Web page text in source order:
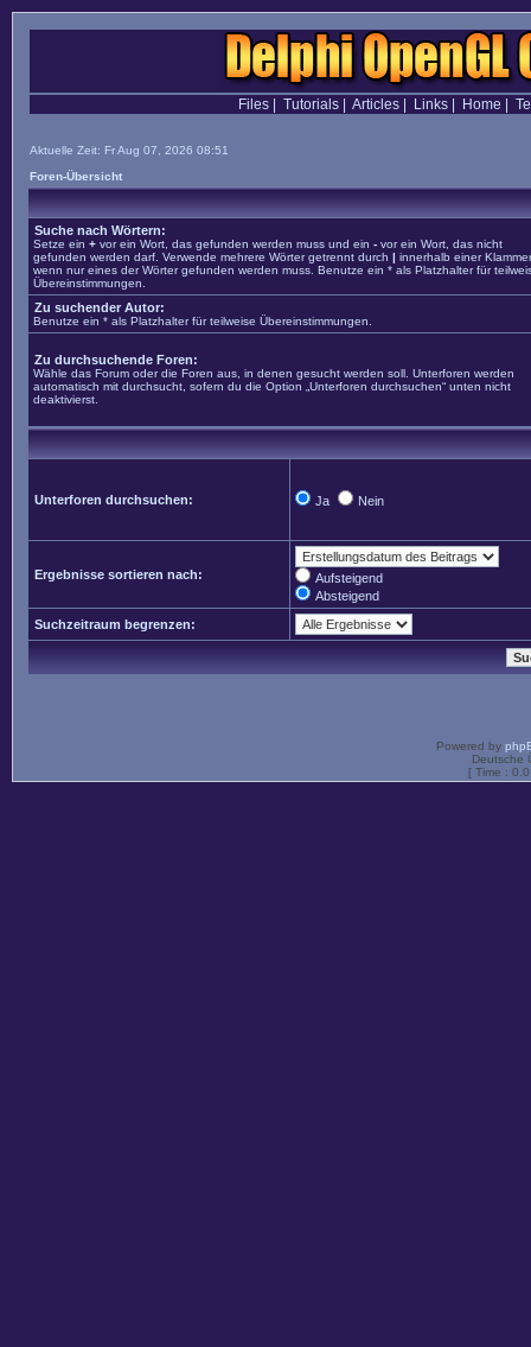
Files| Tutorials| Articles| Links| Home
Aktuelle Zeit: Fr Aug 07, 2026 08:51
Foren-Übersicht
Suche nach Wörtern:
Setze ein + vor ein Wort, das gefunden werden muss und ein - vor ein Wort, das nicht
gefunden werden darf. Verwende mehrere Wörter getrennt durch | innerhalb einer
wenn nur eines der Wörter gefunden werden muss. Benutze ein * als Platzhalter für
Übereinstimmungen.
Zu suchender Autor:
Benutze ein * als Platzhalter für teilweise Übereinstimmungen.
Zu durchsuchende Foren:
Wähle das Forum oder die Foren aus, in denen gesucht werden soll. Unterforen werden
automatisch mit durchsucht, sofern du die Option „Unterforen durchsuchen“ unten nicht
deaktivierst.
Unterforen durchsuchen: Ja Nein
Ergebnisse sortieren nach:
Aufsteigend
Absteigend
Suchzeitraum begrenzen:
Powered by
Deutsche
[ Time :